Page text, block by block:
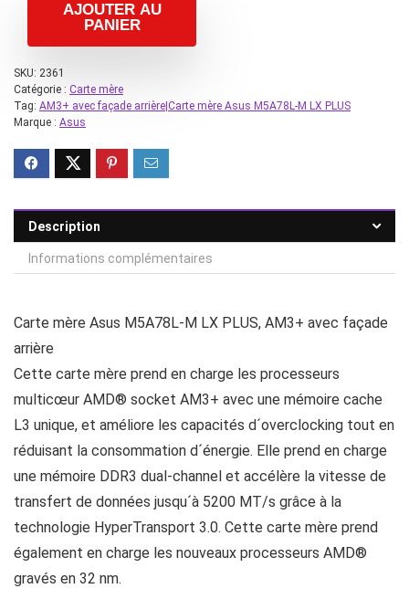
AJOUTER AU
PANIER
SKU: 2361
Catégorie : Carte mère
Tag: AM3+ avec façade arrière|Carte mère Asus M5A78L-M LX PLUS
Marque : Asus
Description
Informations complémentaires
Carte mère Asus M5A78L-M LX PLUS, AM3+ avec façade
arrière
Cette carte mère prend en charge les processeurs
multicœur AMD® socket AM3+ avec une mémoire cache
L3 unique, et améliore les capacités d´overclocking tout en
réduisant la consommation d´énergie. Elle prend en charge
une mémoire DDR3 dual-channel et accélère la vitesse de
transfert de données jusqu´à 5200 MT/s grâce à la
technologie HyperTransport 3.0. Cette carte mère prend
également en charge les nouveaux processeurs AMD®
gravés en 32 nm.